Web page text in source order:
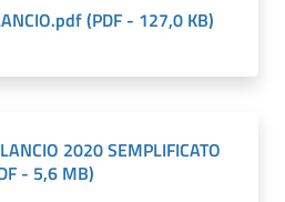
(PDF - 127,0 KB)
2020 SEMPLIFICATO
- 5,6 MB)